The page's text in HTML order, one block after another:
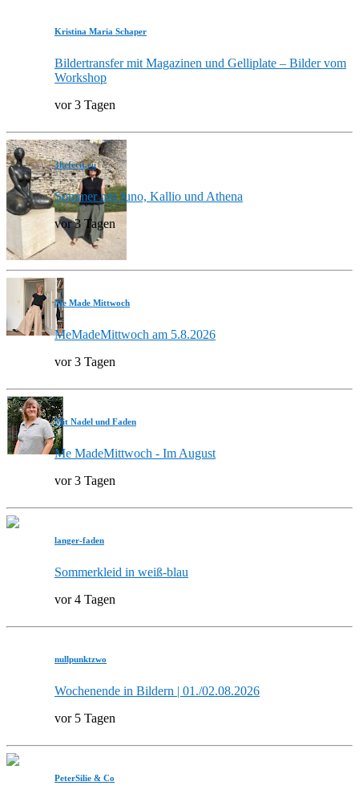
Kristina Maria Schaper
Bildertransfer mit Magazinen und Gelliplate – Bilder vom
Workshop
vor 3 Tagen
3hefecit.eu
Sommer mit Juno, Kallio und Athena
vor 3 Tagen
Me Made Mittwoch
MeMadeMittwoch am 5.8.2026
vor 3 Tagen
Mit Nadel und Faden
Me MadeMittwoch - Im August
vor 3 Tagen
langer-faden
Sommerkleid in weiß-blau
vor 4 Tagen
nullpunktzwo
Wochenende in Bildern | 01./02.08.2026
vor 5 Tagen
PeterSilie & Co